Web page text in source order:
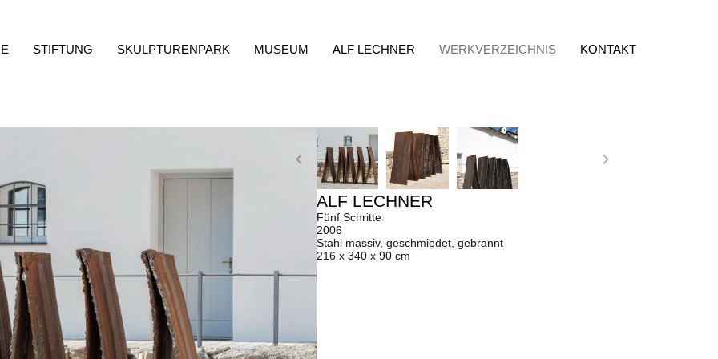
STIFTUNG SKULPTURENPARK MUSEUM ALF LECHNER WERKVERZEICHNIS KONTAKT
ALF LECHNER
Fünf Schritte
2006
Stahl massiv, geschmiedet, gebrannt
216 x 340 x 90 cm